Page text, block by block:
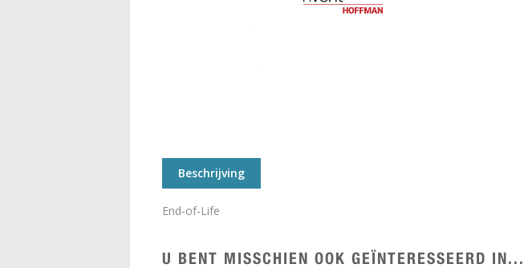
Beschrijving
End-of-Life
U BENT MISSCHIEN OOK GEÏNTERESSEERD IN...